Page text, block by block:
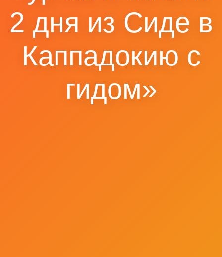
2 дня из Сиде в
Каппадокию с
гидом»